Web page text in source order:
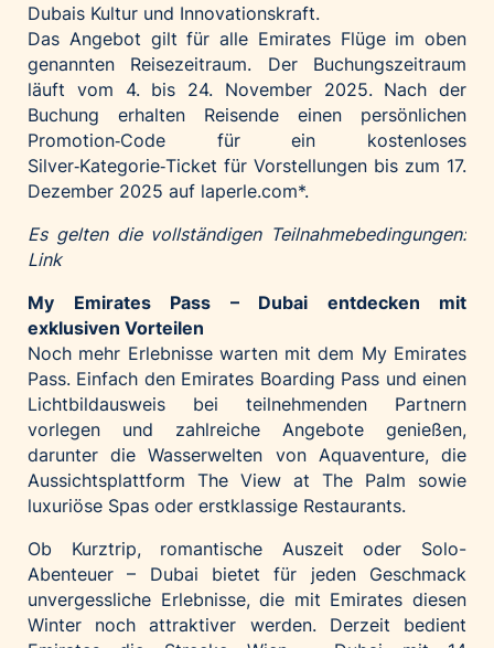
Kontakt
Dubais Kultur und Innovationskraft.
Das Angebot gilt für alle Emirates Flüge im oben
genannten Reisezeitraum. Der Buchungszeitraum
läuft vom 4. bis 24. November 2025. Nach der
Buchung erhalten Reisende einen persönlichen
Promotion‑Code für ein kostenloses
Silver‑Kategorie‑Ticket für Vorstellungen bis zum 17.
Dezember 2025 auf laperle.com*.
Es gelten die vollständigen Teilnahmebedingungen:
Link
My Emirates Pass – Dubai entdecken mit
exklusiven Vorteilen
Noch mehr Erlebnisse warten mit dem My Emirates
Pass. Einfach den Emirates Boarding Pass und einen
Lichtbildausweis bei teilnehmenden Partnern
vorlegen und zahlreiche Angebote genießen,
darunter die Wasserwelten von Aquaventure, die
Aussichtsplattform The View at The Palm sowie
luxuriöse Spas oder erstklassige Restaurants.
Ob Kurztrip, romantische Auszeit oder Solo-
Abenteuer – Dubai bietet für jeden Geschmack
unvergessliche Erlebnisse, die mit Emirates diesen
Winter noch attraktiver werden. Derzeit bedient